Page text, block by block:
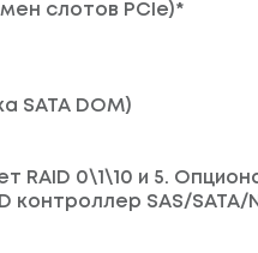
слотов PCIe)*
SATA DOM)
RAID 0\1\10 и 5.
контроллер SAS/SATA/